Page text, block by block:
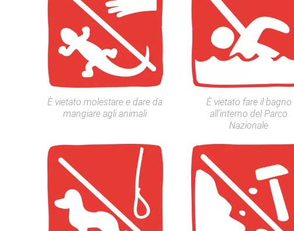
È vietato molestare e dare da
mangiare agli animali
È vietato fare il bagno
all’interno del Parco
Nazionale